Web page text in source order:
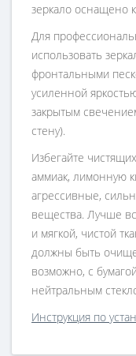
зеркало оснащено
Для
использовать
фронтальными
усиленной
закрытым
стену).
Избегайте
аммиак, лимонную
агрессивные,
вещества. Лучше
и мягкой, чистой
должны быть
возможно, с
нейтральным
Инструкция по